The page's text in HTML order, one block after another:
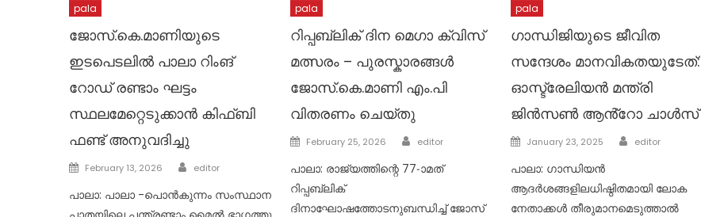
pala
ജോസ്.കെ.മാണിയുടെ
ഇടപെടലിൽ പാലാ റിംങ്
റോഡ് രണ്ടാം ഘട്ടം
സ്ഥലമേറ്റെടുക്കാൻ കിഫ്ബി
ഫണ്ട് അനുവദിച്ചു
Posted
February 13, 2026 Author
editor
പാലാ: പാലാ -പൊൻകുന്നം സംസ്ഥാന
pala
റിപ്പബ്ലിക് ദിന മെഗാ ക്വിസ്
മത്സരം – പുരസ്കാരങ്ങൾ
ജോസ്.കെ.മാണി എം.പി
വിതരണം ചെയ്തു
Posted
February 25, 2026 Author
editor
​പാലാ: രാജ്യത്തിന്റെ 77-ാമത്
റിപ്പബ്ലിക്
ദിനാഘോഷത്തോടനുബന്ധിച്ച് ജോസ്
pala
ഗാന്ധിജിയുടെ ജീവിത
സന്ദേശം മാനവികതയുടേത്:
ഓസ്ട്രേലിയൻ മന്ത്രി
ജിൻസൺ ആൻ്റോ ചാൾസ്
Posted
January 23, 2025 Author
editor
പാലാ: ഗാന്ധിയൻ
ആദർശങ്ങളിലധിഷ്ഠിതമായി ലോക
നേതാക്കൾ തീരുമാനമെടുത്താൽ